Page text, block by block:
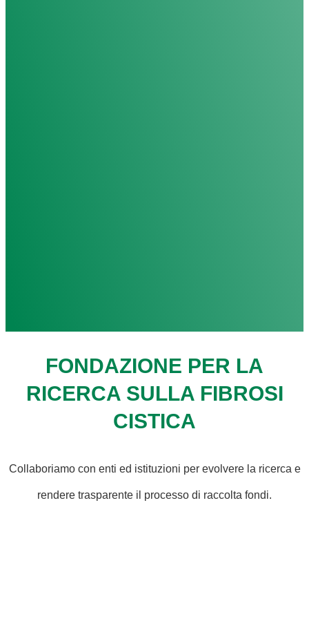
FONDAZIONE PER LA
RICERCA SULLA FIBROSI
CISTICA
Collaboriamo con enti ed istituzioni per evolvere la ricerca e
rendere trasparente il processo di raccolta fondi.